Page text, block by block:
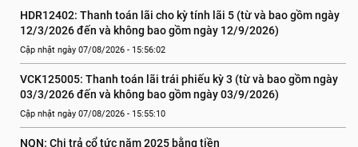
HDR12402: Thanh toán lãi cho kỳ tính lãi 5 (từ và bao gồm ngày
12/3/2026 đến và không bao gồm ngày 12/9/2026)
Cập nhật ngày 07/08/2026 - 15:56:02
VCK125005: Thanh toán lãi trái phiếu kỳ 3 (từ và bao gồm ngày
03/3/2026 đến và không bao gồm ngày 03/9/2026)
Cập nhật ngày 07/08/2026 - 15:55:10
NQN: Chi trả cổ tức năm 2025 bằng tiền